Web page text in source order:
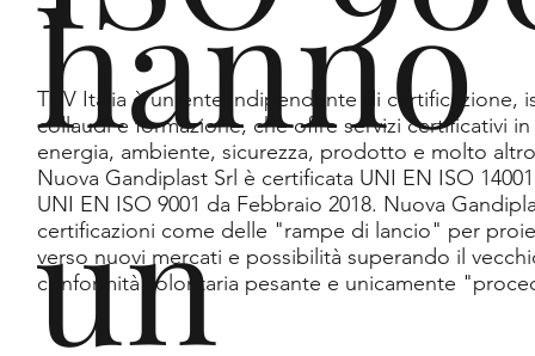
hanno
un
TÜV Italia è un ente indipendente di certificazione,
collaudi e formazione, che offre servizi certificativi
energia, ambiente, sicurezza, prodotto e molto
Nuova Gandiplast Srl è certificata UNI EN ISO
UNI EN ISO 9001 da Febbraio 2018. Nuova
certificazioni come delle "rampe di lancio" per
verso nuovi mercati e possibilità superando il
conformità volontaria pesante e unicamente
ipl